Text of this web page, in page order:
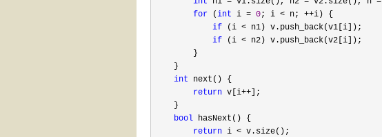
for (int i = 0; i < n; ++i) {
if (i < n1) v.push_back(v1[i]);
if (i < n2) v.push_back(v2[i]);
        }
    }
int next() {
return v[i++ ];
    }
bool hasNext() {
return i < v.size();